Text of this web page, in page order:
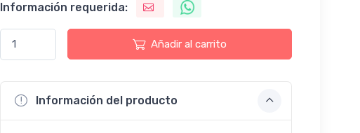
Información requerida:
Añadir al carrito
Información del producto